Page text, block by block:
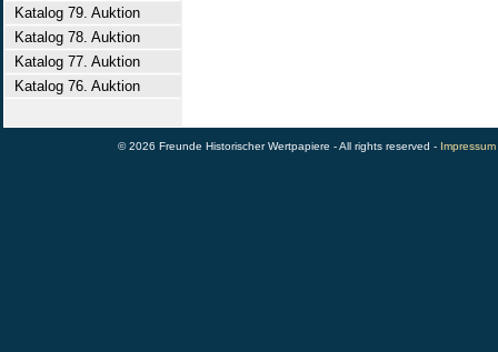
Katalog 79. Auktion
Katalog 78. Auktion
Katalog 77. Auktion
Katalog 76. Auktion
© 2026 Freunde Historischer Wertpapiere - All rights reserved - Impressum